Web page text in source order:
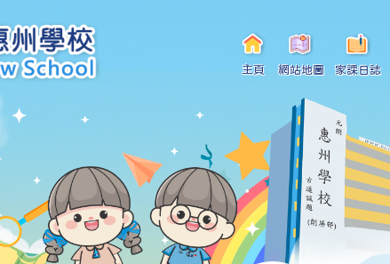
主頁 網站地圖 家課日誌